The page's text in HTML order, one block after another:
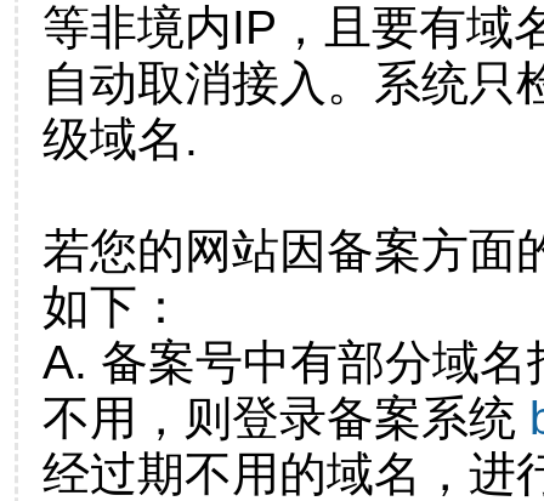
等非境内IP，且要有域
自动取消接入。系统只
级域名.
若您的网站因备案方面
如下：
A. 备案号中有部分域
不用，则登录备案系统
经过期不用的域名，进